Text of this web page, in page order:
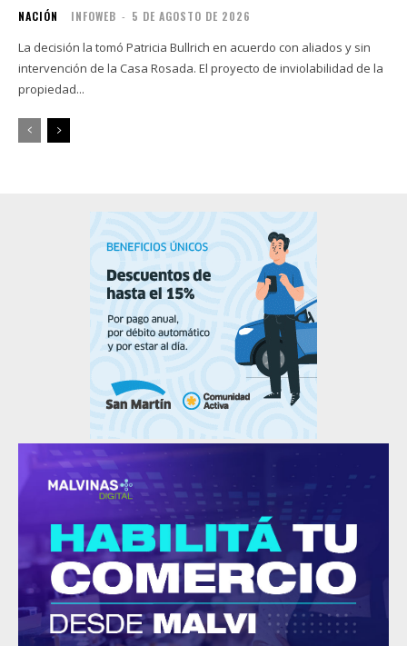
NACIÓN INFOWEB - 5 DE AGOSTO DE 2026
La decisión la tomó Patricia Bullrich en acuerdo con aliados y sin
intervención de la Casa Rosada. El proyecto de inviolabilidad de la
propiedad...